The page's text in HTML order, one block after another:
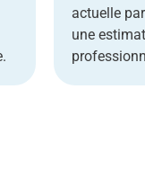
actuelle
une